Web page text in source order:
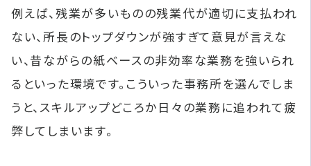
例えば、残業が多いものの残業代が適切に支払われ
ない、所長のトップダウンが強すぎて意見が言えな
い、昔ながらの紙ベースの非効率な業務を強いられ
るといった環境です。こういった事務所を選んでしま
うと、スキルアップどころか日々の業務に追われて疲
弊してしまいます。